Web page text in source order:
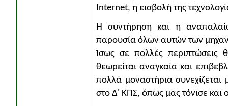
Internet, η εισβολή της
Η συντήρηση και η
παρουσία όλων αυτών των
Ίσως σε πολλές
θεωρείται αναγκαία και
πολλά μοναστήρια συνεχίζεται
στο Δ' ΚΠΣ, όπως μας τόνισε και